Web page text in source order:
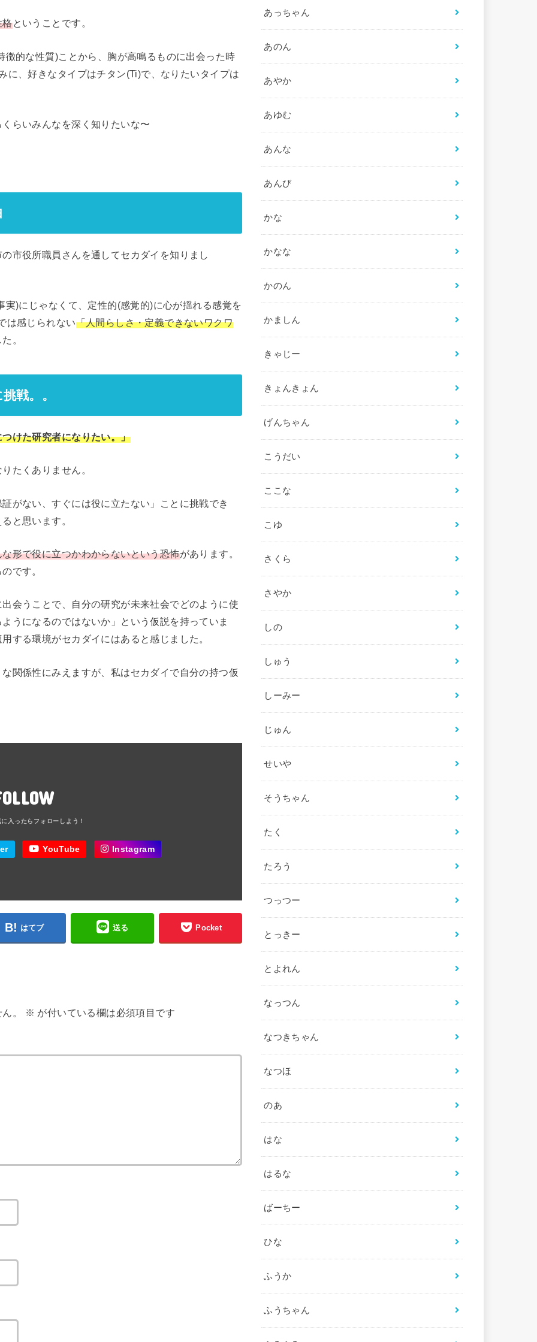
格ということです。
的な性質)ことから、胸が高鳴るものに出会った時
に、好きなタイプはチタン(Ti)で、なりたいタイプは
るくらいみんなを深く知りたいな〜
市役所職員さんを通してセカダイを知りまし
)にじゃなくて、定性的(感覚的)に心が揺れる感覚を
は感じられない「人間らしさ・定義できないワクワ
。
戦。。
けた研究者になりたい。」
たくありません。
がない、すぐには役に立たない」ことに挑戦でき
うに見えると思います。
形で役に立つかわからないという恐怖があります。
です。
会うことで、自分の研究が未来社会でどのように使
うになるのではないか」という仮説を持っていま
する環境がセカダイにはあると感じました。
関係性にみえますが、私はセカダイで自分の持つ仮
YouTube Instagram
はてブ 送る Pocket
。 ※ が付いている欄は必須項目です
あっちゃん
あのん
あやか
あゆむ
あんな
あんび
かな
かなな
かのん
かましん
きゃじー
きょんきょん
げんちゃん
こうだい
ここな
こゆ
さくら
さやか
しの
しゅう
しーみー
じゅん
せいや
そうちゃん
たく
たろう
つっつー
とっきー
とよれん
なっつん
なつきちゃん
なつほ
のあ
はな
はるな
ばーちー
ひな
ふうか
ふうちゃん